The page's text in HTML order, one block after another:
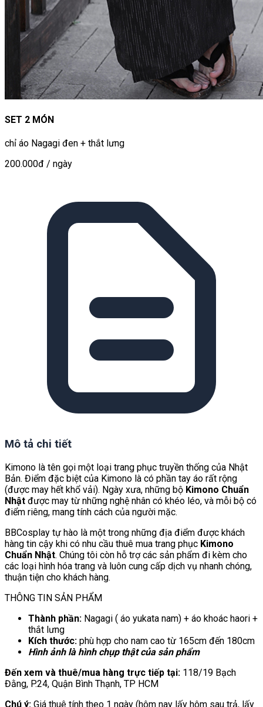
SET 2 MÓN
chỉ áo Nagagi đen + thắt lưng
200.000đ / ngày
Mô tả chi tiết
Kimono là tên gọi một loại trang phục truyền thống của Nhật
Bản. Điểm đặc biệt của Kimono là có phần tay áo rất rộng
(được may hết khổ vải). Ngày xưa, những bộ Kimono Chuẩn
Nhật được may từ những nghệ nhân có khéo léo, và mỗi bộ có
điểm riêng, mang tính cách của người mặc.
BBCosplay tự hào là một trong những địa điểm được khách
hàng tin cậy khi có nhu cầu thuê mua trang phục Kimono
Chuẩn Nhật. Chúng tôi còn hỗ trợ các sản phẩm đi kèm cho
các loại hình hóa trang và luôn cung cấp dịch vụ nhanh chóng,
thuận tiện cho khách hàng.
THÔNG TIN SẢN PHẨM
Thành phần: Nagagi ( áo yukata nam) + áo khoác haori +
thắt lưng
Kích thước: phù hợp cho nam cao từ 165cm đến 180cm
Hình ảnh là hình chụp thật của sản phẩm
Đến xem và thuê/mua hàng trực tiếp tại: 118/19 Bạch
Đằng, P.24, Quận Bình Thạnh, TP HCM
Chú ý: Giá thuê tính theo 1 ngày (hôm nay lấy hôm sau trả, lấy